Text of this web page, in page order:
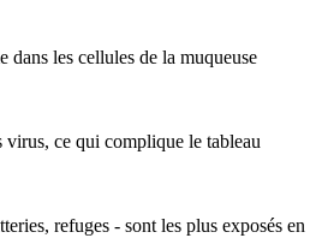
les cellules de la muqueuse
ce qui complique le tableau
refuges - sont les plus exposés en